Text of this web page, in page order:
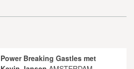
Power Breaking Gastles met